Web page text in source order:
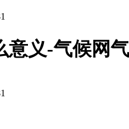
意义-气候网